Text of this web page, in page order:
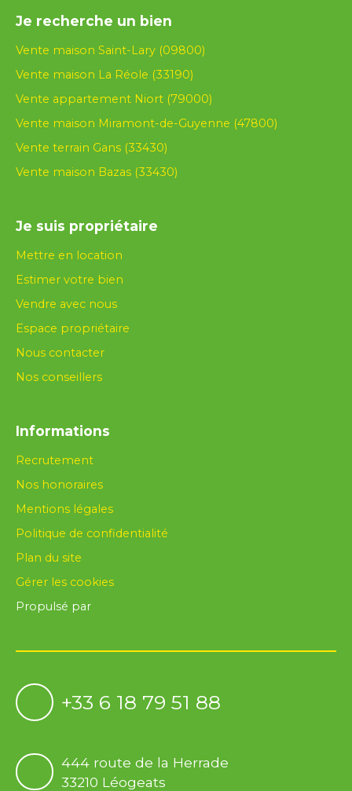
avec des photos de qualité ou encore un suivi
commun ou encore la tendance démographique,
sont des critères étudiés par nos conseillers.
optimisez les délais de votre vente immobilière
maison ou appartement. Pour obtenir la valeur
réelle de votre propriété, contactez-nous sans
Je recherche un bien
Vente maison Saint-Lary (09800)
Vente maison La Réole (33190)
Vente appartement Niort (79000)
Vente maison Miramont-de-Guyenne (47800)
Vente terrain Gans (33430)
Vente maison Bazas (33430)
Je suis propriétaire
Mettre en location
Estimer votre bien
Vendre avec nous
Espace propriétaire
Nous contacter
Nos conseillers
Informations
Recrutement
Nos honoraires
Mentions légales
Politique de confidentialité
Plan du site
Gérer les cookies
Propulsé par
+33 6 18 79 51 88
444 route de la Herrade
33210 Léogeats